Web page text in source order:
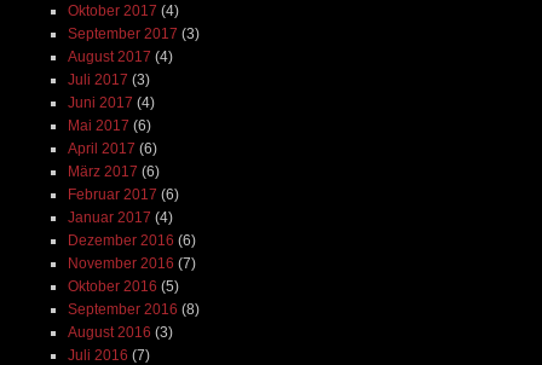
Oktober 2017 (4)
September 2017 (3)
August 2017 (4)
Juli 2017 (3)
Juni 2017 (4)
Mai 2017 (6)
April 2017 (6)
März 2017 (6)
Februar 2017 (6)
Januar 2017 (4)
Dezember 2016 (6)
November 2016 (7)
Oktober 2016 (5)
September 2016 (8)
August 2016 (3)
Juli 2016 (7)